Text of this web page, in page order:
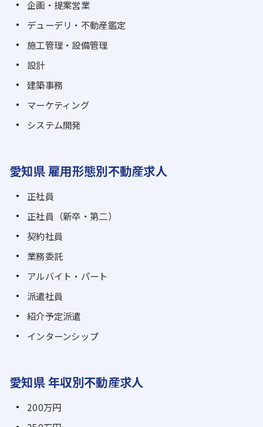
企画・提案営業
デューデリ・不動産鑑定
施工管理・設備管理
設計
建築事務
マーケティング
システム開発
愛知県 雇用形態別不動産求人
正社員
正社員（新卒・第二）
契約社員
業務委託
アルバイト・パート
派遣社員
紹介予定派遣
インターンシップ
愛知県 年収別不動産求人
200万円